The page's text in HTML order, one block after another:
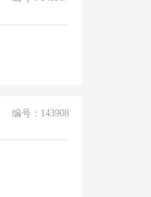
编号：143908